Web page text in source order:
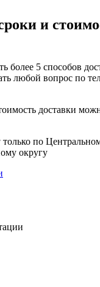
и
5 способов
любой вопрос по
доставки
по
округу